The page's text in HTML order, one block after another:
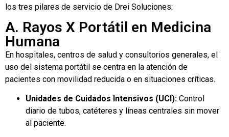
los tres pilares de servicio de Drei Soluciones:
A. Rayos X Portátil en Medicina
Humana
En hospitales, centros de salud y consultorios generales, el
uso del sistema portátil se centra en la atención de
pacientes con movilidad reducida o en situaciones críticas.
Unidades de Cuidados Intensivos (UCI): Control
diario de tubos, catéteres y líneas centrales sin mover
al paciente.